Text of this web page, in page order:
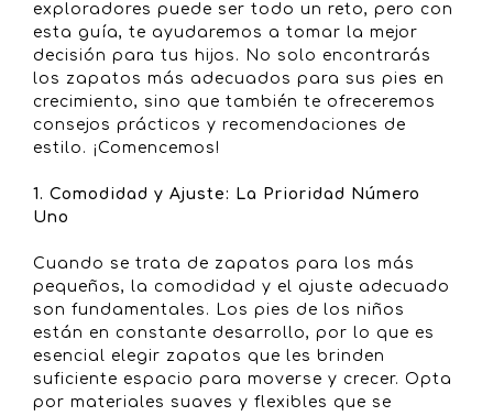
exploradores puede ser todo un reto, pero con
esta guía, te ayudaremos a tomar la mejor
decisión para tus hijos. No solo encontrarás
los zapatos más adecuados para sus pies en
crecimiento, sino que también te ofreceremos
consejos prácticos y recomendaciones de
estilo. ¡Comencemos!
1. Comodidad y Ajuste: La Prioridad Número
Uno
Cuando se trata de zapatos para los más
pequeños, la comodidad y el ajuste adecuado
son fundamentales. Los pies de los niños
están en constante desarrollo, por lo que es
esencial elegir zapatos que les brinden
suficiente espacio para moverse y crecer. Opta
por materiales suaves y flexibles que se